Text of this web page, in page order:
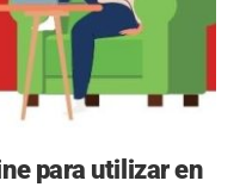
para utilizar en